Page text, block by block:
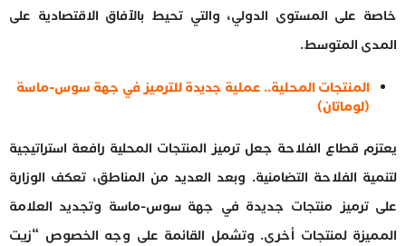
خاصة على المستوى الدولي، والتي تحيط بالآفاق الاقتصادية على
المدى المتوسط.
المنتجات المحلية.. عملية جديدة للترميز في جهة سوس-ماسة
(لوماتان)
يعتزم قطاع الفلاحة جعل ترميز المنتجات المحلية رافعة استراتيجية
لتنمية الفلاحة التضامنية. وبعد العديد من المناطق، تعكف الوزارة
على ترميز منتجات جديدة في جهة سوس-ماسة وتجديد العلامة
المميزة لمنتجات أخرى. وتشمل القائمة على وجه الخصوص “زيت